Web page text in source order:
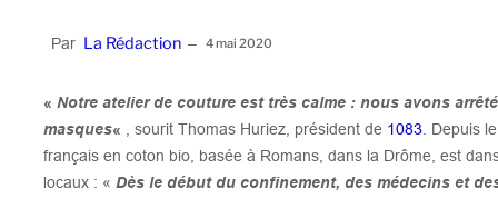
Par La Rédaction – 4 mai 2020
« Notre atelier de couture est très calme : nous avons
masques« , sourit Thomas Huriez, président de 1083 . Depuis
français en coton bio, basée à Romans, dans la Drôme, est
locaux : « Dès le début du confinement, des médecins et